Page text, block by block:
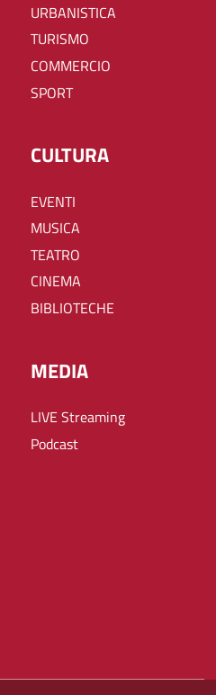
URBANISTICA
TURISMO
COMMERCIO
SPORT
CULTURA
EVENTI
MUSICA
TEATRO
CINEMA
BIBLIOTECHE
MEDIA
LIVE Streaming
Podcast